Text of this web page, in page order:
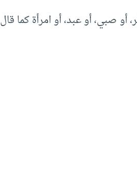
صبي، أو عبد، أو امرأة كما قال